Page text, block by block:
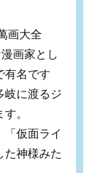
画大全
画家とし
有名です
岐に渡るジ
。
「仮面ライ
た神様みた